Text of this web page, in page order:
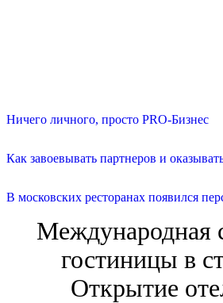
Ничего личного, просто PRO-Бизнес
Как завоевывать партнеров и
В московских ресторанах появился
Международная
гостиницы в
Открытие